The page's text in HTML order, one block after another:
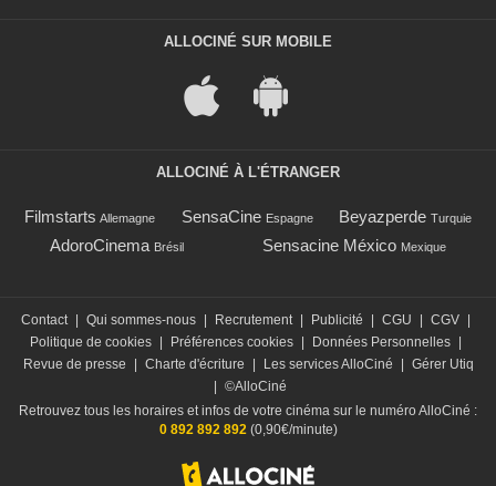
ALLOCINÉ SUR MOBILE
ALLOCINÉ À L'ÉTRANGER
Filmstarts Allemagne SensaCine Espagne Beyazperde Turquie
AdoroCinema Brésil Sensacine México Mexique
Contact Qui sommes-nous Recrutement Publicité CGU CGV
Politique de cookies
Préférences cookies Données Personnelles
Revue de presse
Charte d'écriture Les services AlloCiné
Gérer Utiq
©AlloCiné
Retrouvez tous les horaires et infos de votre cinéma sur le numéro AlloCiné :
0 892 892 892(0,90€/minute)